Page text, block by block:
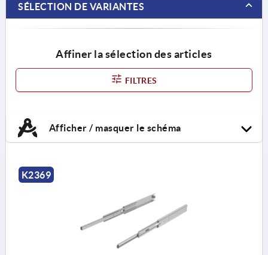
SÉLECTION DE VARIANTES
Affiner la sélection des articles
FILTRES
Afficher / masquer le schéma
K2369